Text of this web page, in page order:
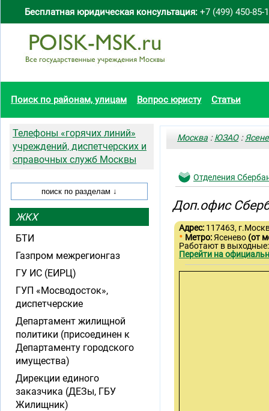
Бесплатная юридическая консультация: +7 (499) 450-85-
Поиск по районам, улицам Вопрос юристу Статьи
Москва :ЮЗАО:
Отделения
Доп.офис
Адрес: 117463,
• Метро: Ясенево (от
Работают в
Перейти на
Телефоны «горячих линий»
учреждений, диспетчерских и
справочных служб Москвы
ЖКХ
БТИ
Газпром межрегионгаз
ГУ ИС (ЕИРЦ)
ГУП «Мосводосток»,
диспетчерские
Департамент жилищной
политики (присоединен к
Департаменту городского
имущества)
Дирекции единого
заказчика (ДЕЗы, ГБУ
Жилищник)